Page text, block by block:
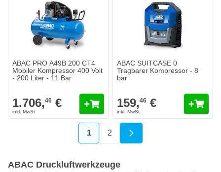
ABAC PRO A49B 200 CT4
Mobiler Kompressor 400 Volt
- 200 Liter - 11 Bar
1.706,46 €
ABAC SUITCASE 0
Tragbarer Kompressor - 8
bar
159,46 €
Sie lesen gerade die Seite
1 Seite
2
ABAC Druckluftwerkzeuge